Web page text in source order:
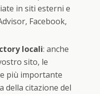
in siti esterni e
Facebook,
locali: anche
sito, le
più importante
della citazione del